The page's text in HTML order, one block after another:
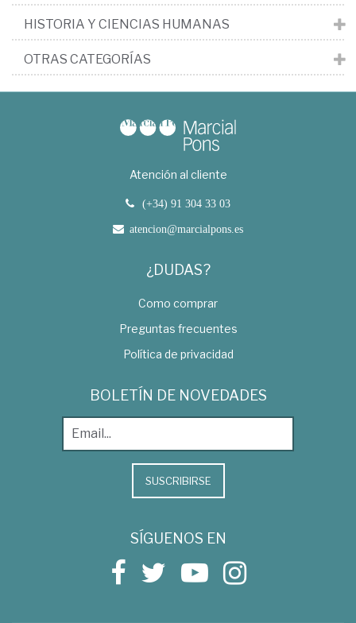
HISTORIA Y CIENCIAS HUMANAS
OTRAS CATEGORÍAS
Atención al cliente
(+34) 91 304 33 03
atencion@marcialpons.es
¿DUDAS?
Como comprar
Preguntas frecuentes
Política de privacidad
BOLETÍN DE NOVEDADES
SUSCRIBIRSE
SÍGUENOS EN